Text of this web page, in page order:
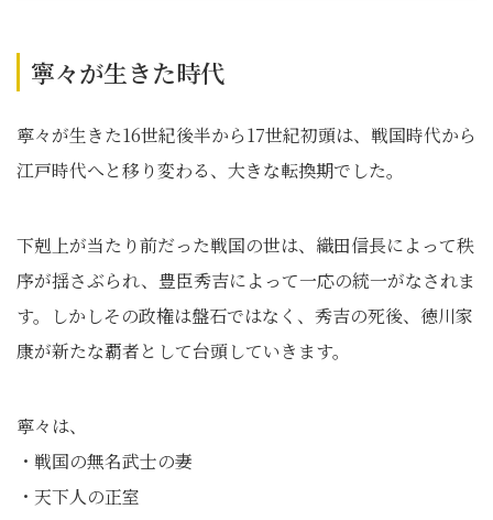
寧々が生きた時代
寧々が生きた16世紀後半から17世紀初頭は、戦国時代から
江戸時代へと移り変わる、大きな転換期でした。
下剋上が当たり前だった戦国の世は、織田信長によって秩
序が揺さぶられ、豊臣秀吉によって一応の統一がなされま
す。しかしその政権は盤石ではなく、秀吉の死後、徳川家
康が新たな覇者として台頭していきます。
寧々は、
・戦国の無名武士の妻
・天下人の正室